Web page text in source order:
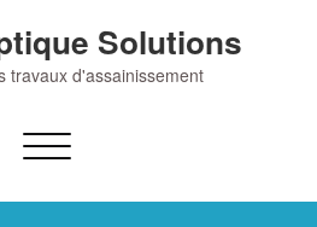
Solutions
travaux d'assainissement
Afficher/masquer
navigation